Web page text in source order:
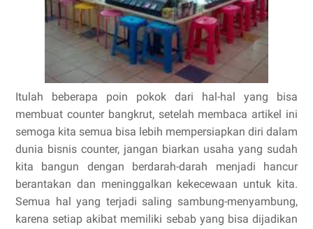
Itulah beberapa poin pokok dari hal-hal yang bisa
membuat counter bangkrut, setelah membaca artikel ini
semoga kita semua bisa lebih mempersiapkan diri dalam
dunia bisnis counter, jangan biarkan usaha yang sudah
kita bangun dengan berdarah-darah menjadi hancur
berantakan dan meninggalkan kekecewaan untuk kita.
Semua hal yang terjadi saling sambung-menyambung,
karena setiap akibat memiliki sebab yang bisa dijadikan